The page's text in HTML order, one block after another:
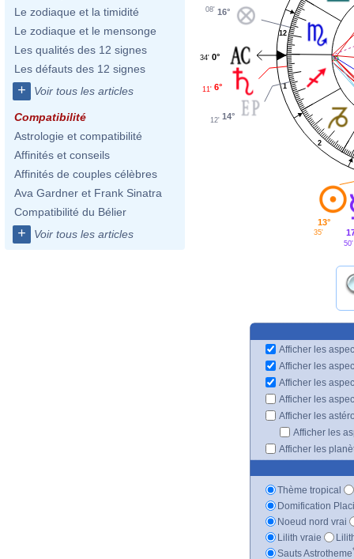
Le zodiaque et la timidité
Le zodiaque et le mensonge
Les qualités des 12 signes
Les défauts des 12 signes
+ Voir tous les articles
Compatibilité
Astrologie et compatibilité
Affinités et conseils
Affinités de couples célèbres
Ava Gardner et Frank Sinatra
Compatibilité du Bélier
+ Voir tous les articles
1
2
12
16°
08'
0°
34'
6°
11'
14°
12'
13°
35'
50'
Afficher les
Afficher les
Afficher les
Afficher les
Afficher les
Afficher les
Afficher les
Thème tropical
Domification
Noeud nord vrai
Lilith vraie
Sauts Astrotheme